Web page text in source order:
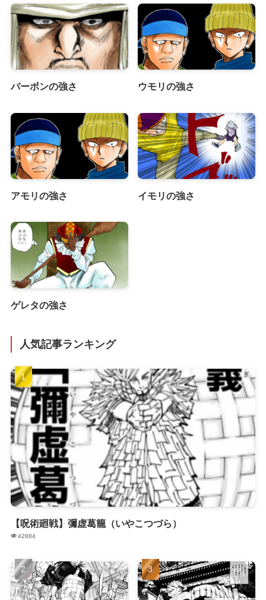
バーボンの強さ ウモリの強さ
アモリの強さ イモリの強さ
ゲレタの強さ
人気記事ランキング
【呪術廻戦】彌虚葛籠（いやこつづら）
42884